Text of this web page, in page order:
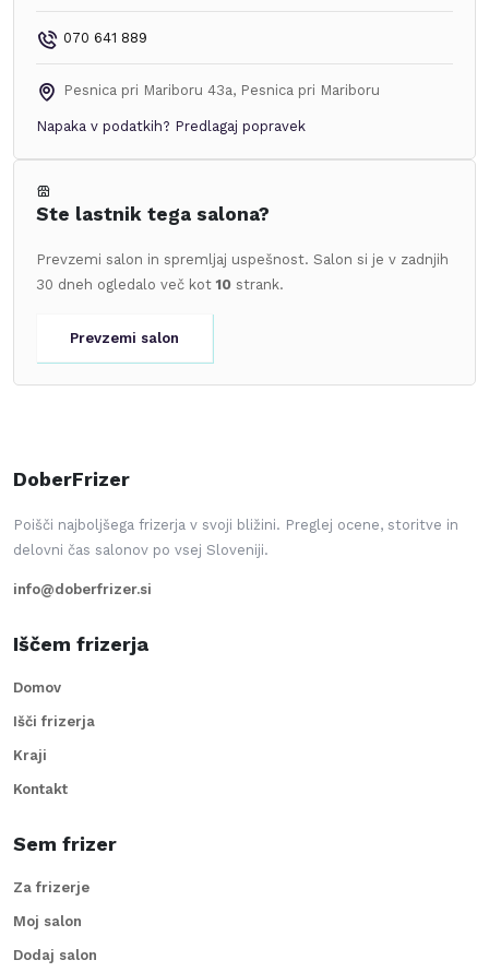
070 641 889
Pesnica pri Mariboru 43a, Pesnica pri Mariboru
Napaka v podatkih? Predlagaj popravek
Ste lastnik tega salona?
Prevzemi salon in spremljaj uspešnost. Salon si je v zadnjih
30 dneh ogledalo več kot 10 strank.
Prevzemi salon
DoberFrizer
Poišči najboljšega frizerja v svoji bližini. Preglej ocene, storitve in
delovni čas salonov po vsej Sloveniji.
info@doberfrizer.si
Iščem frizerja
Domov
Išči frizerja
Kraji
Kontakt
Sem frizer
Za frizerje
Moj salon
Dodaj salon